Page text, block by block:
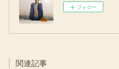
フォロー
関連記事